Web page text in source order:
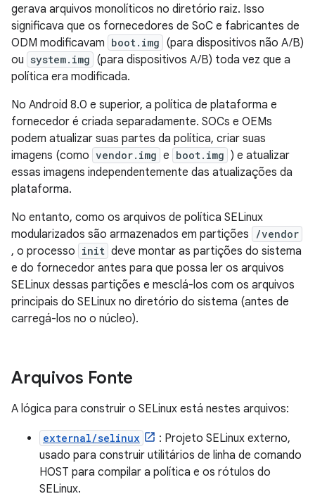
gerava arquivos monolíticos no diretório raiz. Isso
significava que os fornecedores de SoC e fabricantes de
ODM modificavam boot.img (para dispositivos não A/B)
ou system.img (para dispositivos A/B) toda vez que a
política era modificada.
No Android 8.0 e superior, a política de plataforma e
fornecedor é criada separadamente. SOCs e OEMs
podem atualizar suas partes da política, criar suas
imagens (como vendor.img e boot.img ) e atualizar
essas imagens independentemente das atualizações da
plataforma.
No entanto, como os arquivos de política SELinux
modularizados são armazenados em partições
/vendor
, o processo init deve montar as partições do sistema
e do fornecedor antes para que possa ler os arquivos
SELinux dessas partições e mesclá-los com os arquivos
principais do SELinux no diretório do sistema (antes de
carregá-los no o núcleo).
Arquivos Fonte
A lógica para construir o SELinux está nestes arquivos:
external/selinux
: Projeto SELinux externo,
usado para construir utilitários de linha de comando
HOST para compilar a política e os rótulos do
SELinux.